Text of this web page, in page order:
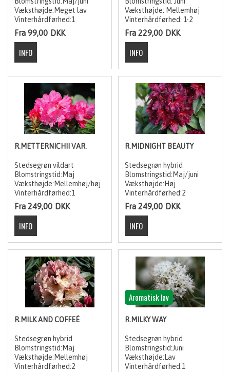
Væksthøjde:Meget lav
Vinterhårdførhed:1
Fra 99,00 DKK
Væksthøjde: Mellemhøj
Vinterhårdførhed: 1-2
Fra 229,00 DKK
R.METTERNICHII VAR.
Stedsegrøn vildart
Blomstringstid:Maj
Væksthøjde:Mellemhøj/høj
Vinterhårdførhed:1
Fra 249,00 DKK
R.MIDNIGHT BEAUTY
Stedsegrøn hybrid
Blomstringstid:Maj/juni
Væksthøjde:Høj
Vinterhårdførhed:2
Fra 249,00 DKK
R.MILK AND COFFEÉ
Stedsegrøn hybrid
Blomstringstid:Maj
Væksthøjde:Mellemhøj
Vinterhårdførhed:2
Aromatisk løv
R.MILKY WAY
Stedsegrøn hybrid
Blomstringstid:Juni
Væksthøjde:Lav
Vinterhårdførhed:1